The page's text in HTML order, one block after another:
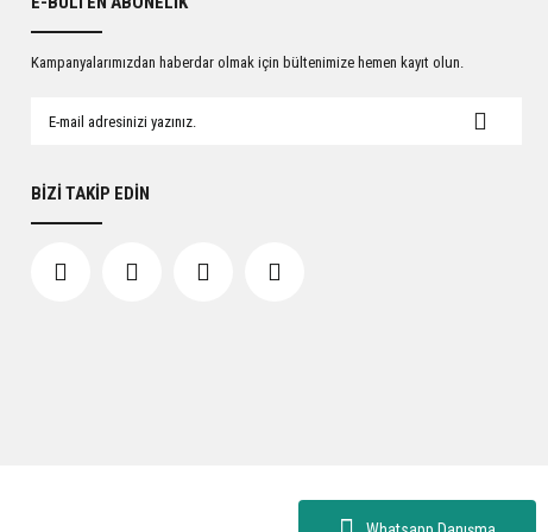
Kampanyalarımızdan haberdar olmak için bültenimize hemen kayıt olun.
BİZİ TAKİP EDİN